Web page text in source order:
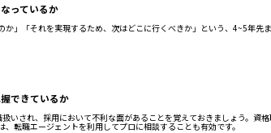
っているか
か」「それを実現するため、次はどこに行くべきか」という、4~5年
できているか
いされ、採用において不利な面があることを覚えておきましょう。
転職エージェントを利用してプロに相談することも有効です。